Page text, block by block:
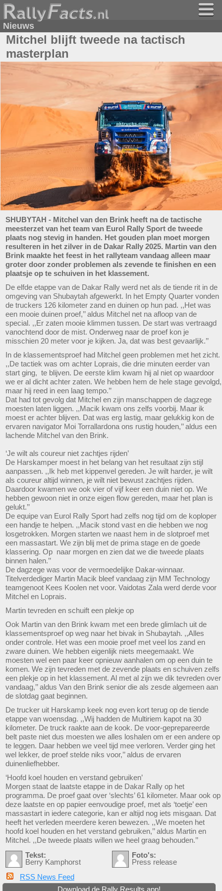
Nieuws
Mitchel blijft tweede na tactisch
masterplan
SHUBYTAH - Mitchel van den Brink heeft na de tactische
meesterzet van het team van Eurol Rally Sport de tweede
plaats nog stevig in handen. Het gouden plan moet morgen
resulteren in het zilver in de Dakar Rally 2025. Martin van den
Brink maakte het feest in het rallyteam vandaag alleen maar
groter door zonder problemen als zevende te finishen en een
plaatsje op te schuiven in het klassement.
De elfde etappe van de Dakar Rally werd net als de tiende rit in de
omgeving van Shubaytah afgewerkt. In het Empty Quarter vonden
de truckers 126 kilometer zand en duinen op hun pad. ,,Het was
een mooie duinen proef,’’ aldus Mitchel net na afloop van de
special. ,,Er zaten mooie klimmen tussen. De start was vertraagd
vanochtend door de mist. Onderweg naar de proef kon je
misschien 20 meter voor je kijken. Ja, dat was best gevaarlijk.’’
In de klassementsproef had Mitchel geen problemen met het zicht.
,,De tactiek was om achter Loprais, die drie minuten eerder van
start ging, te blijven. De eerste klim kwam hij al niet op waardoor
we er al dicht achter zaten. We hebben hem de hele stage gevolgd,
maar hij reed in een laag tempo.’’
Dat had tot gevolg dat Mitchel en zijn manschappen de dagzege
moesten laten liggen. ,,Macik kwam ons zelfs voorbij. Maar ik
moest er achter blijven. Dat was erg lastig, maar gelukkig kon de
ervaren navigator Moi Torrallardona ons rustig houden,’’ aldus een
lachende Mitchel van den Brink.
‘Je wilt als coureur niet zachtjes rijden’
De Harskamper moest in het belang van het resultaat zijn stijl
aanpassen. ,,Ik heb met kippenvel gereden. Je wilt harder, je wilt
als coureur altijd winnen, je wilt niet bewust zachtjes rijden.
Daardoor kwamen we ook vier of vijf keer een duin niet op. We
hebben gewoon niet in onze eigen flow gereden, maar het plan is
gelukt.’’
De equipe van Eurol Rally Sport had zelfs nog tijd om de koploper
een handje te helpen. ,,Macik stond vast en die hebben we nog
losgetrokken. Morgen starten we naast hem in de slotproef met
een massastart. We zijn blij met de prima stage en de goede
klassering. Op naar morgen en zien dat we die tweede plaats
binnen halen.’’
De dagzege was voor de vermoedelijke Dakar-winnaar.
Titelverdediger Martin Macik bleef vandaag zijn MM Technology
teamgenoot Kees Koolen net voor. Vaidotas Zala werd derde voor
Mitchel en Loprais.
Martin tevreden en schuift een plekje op
Ook Martin van den Brink kwam met een brede glimlach uit de
klassementsproef op weg naar het bivak in Shubaytah. ,,Alles
onder controle. Het was een mooie proef met veel los zand en
zware duinen. We hebben eigenlijk niets meegemaakt. We
moesten wel een paar keer opnieuw aanhalen om op een duin te
komen. We zijn tevreden met de zevende plaats en schuiven zelfs
een plekje op in het klassement. Al met al zijn we dik tevreden over
vandaag,’’ aldus Van den Brink senior die als zesde algemeen aan
de slotdag gaat beginnen.
De trucker uit Harskamp keek nog even kort terug op de tiende
etappe van woensdag. ,,Wij hadden de Multiriem kapot na 30
kilometer. De truck raakte aan de kook. De voor-geprepareerde
belt paste niet dus moesten we alles loshalen om er een andere op
te leggen. Daar hebben we veel tijd mee verloren. Verder ging het
wel lekker, de proef stelde niks voor,’’ aldus de ervaren
duinenliefhebber.
‘Hoofd koel houden en verstand gebruiken’
Morgen staat de laatste etappe in de Dakar Rally op het
programma. De proef gaat over ‘slechts’ 61 kilometer. Maar ook op
deze laatste en op papier eenvoudige proef, met als ‘toetje’ een
massastart in iedere categorie, kan er altijd nog iets misgaan. Dat
heeft het verleden meerdere keren bewezen. ,,We moeten het
hoofd koel houden en het verstand gebruiken,’’ aldus Martin en
Mitchel. ,,De tweede plaats willen we heel graag behouden.’’
Tekst:
Berry Kamphorst
Foto's:
Press release
RSS News Feed
Download de Rally Results app!